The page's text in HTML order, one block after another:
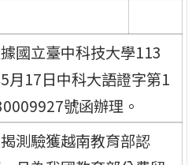
國立臺中科技大學113
月17日中科大語證字第1
號函辦理。
測驗獲越南教育部認